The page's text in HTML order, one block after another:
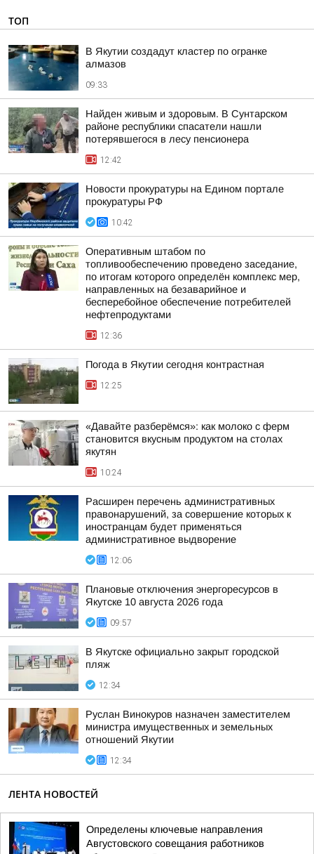
ТОП
В Якутии создадут кластер по огранке
алмазов
09:33
Найден живым и здоровым. В Сунтарском
районе республики спасатели нашли
потерявшегося в лесу пенсионера
12:42
Новости прокуратуры на Едином портале
прокуратуры РФ
10:42
Оперативным штабом по
топливообеспечению проведено заседание,
по итогам которого определён комплекс мер,
направленных на безаварийное и
бесперебойное обеспечение потребителей
нефтепродуктами
12:36
Погода в Якутии сегодня контрастная
12:25
«Давайте разберёмся»: как молоко с ферм
становится вкусным продуктом на столах
якутян
10:24
Расширен перечень административных
правонарушений, за совершение которых к
иностранцам будет применяться
административное выдворение
12:06
Плановые отключения энергоресурсов в
Якутске 10 августа 2026 года
09:57
В Якутске официально закрыт городской
пляж
12:34
Руслан Винокуров назначен заместителем
министра имущественных и земельных
отношений Якутии
12:34
ЛЕНТА НОВОСТЕЙ
Определены ключевые направления
Августовского совещания работников